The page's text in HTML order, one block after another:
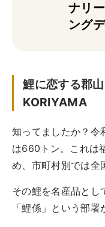
ナリ
ング
鯉に恋する郡
KORIYAMA
知ってましたか？令
は660トン。これは
め、市町村別では全
その鯉を名産品とし
「鯉係」という部署